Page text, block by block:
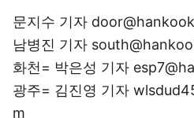
문지수 기자
남병진 기자
화천= 박은성 기자
광주= 김진영 기자
m